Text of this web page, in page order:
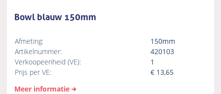
Bowl blauw 150mm
Afmeting:
150mm
Artikelnummer:
420103
Verkoopeenheid (VE):
1
Prijs per VE:
€ 13,65
Meer informatie